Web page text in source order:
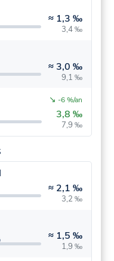
≈ 1,3 ‰
3,4 ‰
≈ 3,0 ‰
9,1 ‰
3,8 ‰
7,9 ‰
↘ -6 %/an
≈ 2,1 ‰
3,2 ‰
≈ 1,5 ‰
1,9 ‰